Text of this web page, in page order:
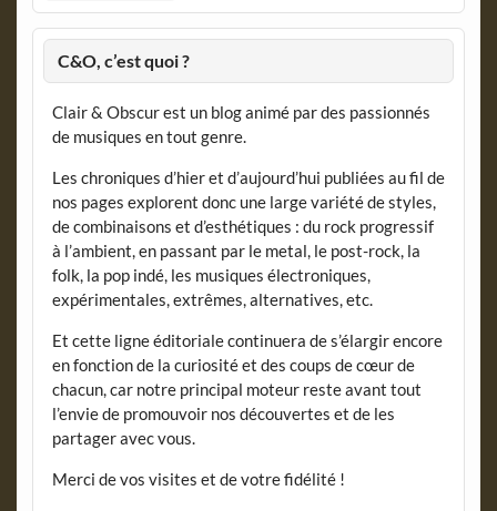
C&O, c’est quoi ?
Clair & Obscur est un blog animé par des passionnés
de musiques en tout genre.
Les chroniques d’hier et d’aujourd’hui publiées au fil de
nos pages explorent donc une large variété de styles,
de combinaisons et d’esthétiques : du rock progressif
à l’ambient, en passant par le metal, le post-rock, la
folk, la pop indé, les musiques électroniques,
expérimentales, extrêmes, alternatives, etc.
Et cette ligne éditoriale continuera de s’élargir encore
en fonction de la curiosité et des coups de cœur de
chacun, car notre principal moteur reste avant tout
l’envie de promouvoir nos découvertes et de les
partager avec vous.
Merci de vos visites et de votre fidélité !